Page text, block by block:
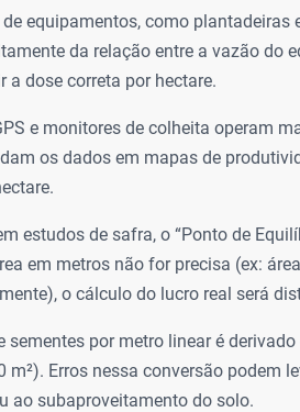
equipamentos, como plantadeiras
da relação entre a vazão do
a dose correta por hectare.
e monitores de colheita operam
os dados em mapas de
estudos de safra, o “Ponto de
em metros não for precisa (ex:
o cálculo do lucro real será
sementes por metro linear é
Erros nessa conversão podem
ao subaproveitamento do solo.